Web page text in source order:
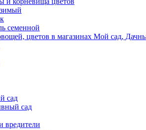
семенной
цветов в магазинах Мой сад,
сад
сад
вредители